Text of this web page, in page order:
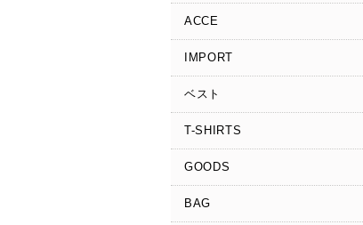
ACCE
IMPORT
ベスト
T-SHIRTS
GOODS
BAG